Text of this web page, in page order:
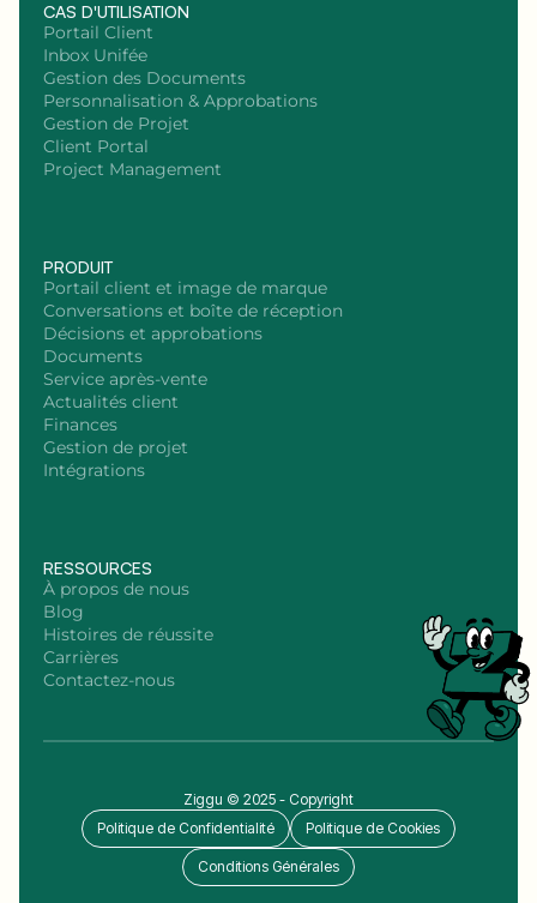
CAS D'UTILISATION
Portail Client
Inbox Unifée
Gestion des Documents
Personnalisation & Approbations
Gestion de Projet
Client Portal
Project Management
PRODUIT
Portail client et image de marque
Conversations et boîte de réception
Décisions et approbations
Documents
Service après-vente
Actualités client
Finances
Gestion de projet
Intégrations
RESSOURCES
À propos de nous
Blog
Histoires de réussite
Carrières
Contactez-nous
Ziggu © 2025 - Copyright
Politique de Confidentialité
Politique de Cookies
Conditions Générales